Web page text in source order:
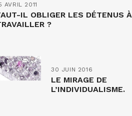
AVRIL 2011
IL OBLIGER LES DÉTENUS À
?
30 JUIN 2016
LE MIRAGE DE
L’INDIVIDUALISME.